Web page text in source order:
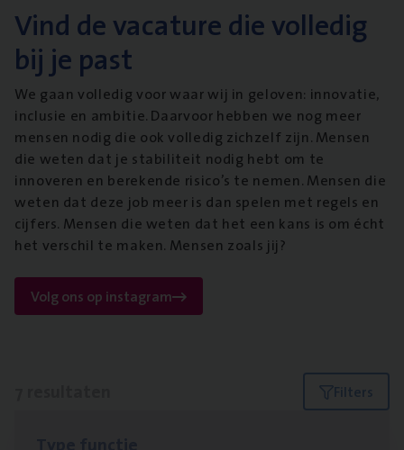
Vind de vacature die volledig
bij je past
We gaan volledig voor waar wij in geloven: innovatie,
inclusie en ambitie. Daarvoor hebben we nog meer
mensen nodig die ook volledig zichzelf zijn. Mensen
die weten dat je stabiliteit nodig hebt om te
innoveren en berekende risico’s te nemen. Mensen die
weten dat deze job meer is dan spelen met regels en
cijfers. Mensen die weten dat het een kans is om écht
het verschil te maken. Mensen zoals jij?
Volg ons op instagram
Filters